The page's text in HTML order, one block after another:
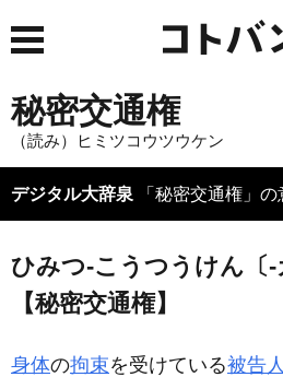
秘密交通権
（読み）ヒミツコウツウケン
デジタル大辞泉 「秘密交通権」
ひみつ‐こうつうけん〔‐
【秘密交通権】
身体の拘束を受けている被告人